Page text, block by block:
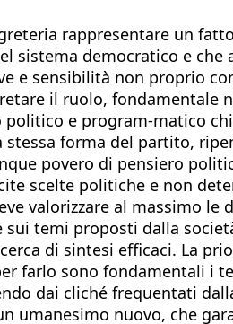
rappresentare un
sistema democratico e
e sensibilità non proprio
il ruolo, fondamentale
e program-matico
stessa forma del partito,
povero di pensiero
scelte politiche e non
valorizzare al massimo
sui temi proposti dalla
di sintesi efficaci. La
farlo sono fondamentali i
dai cliché frequentati
umanesimo nuovo, che